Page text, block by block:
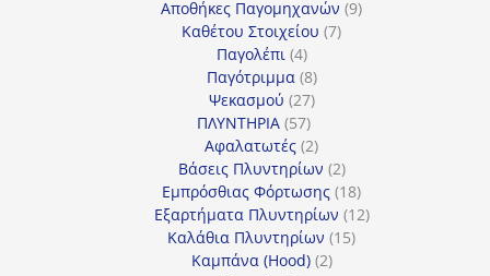
προϊόντα
Αποθήκες Παγομηχανών 99
Καθέτου Στοιχείου 77
Παγολέπι 44
προϊόντα
Παγότριμμα 88
προϊόντα
Ψεκασμού 2727
προϊόντα
ΠΛΥΝΤΗΡΙΑ 5757
προϊόντα
Αφαλατωτές 22
προϊόντα
Βάσεις Πλυντηρίων 22
προϊόντα
Εμπρόσθιας Φόρτωσης 1818
προϊόντα
Εξαρτήματα Πλυντηρίων 1212
Καλάθια Πλυντηρίων 1515
Καμπάνα (Hood) 22